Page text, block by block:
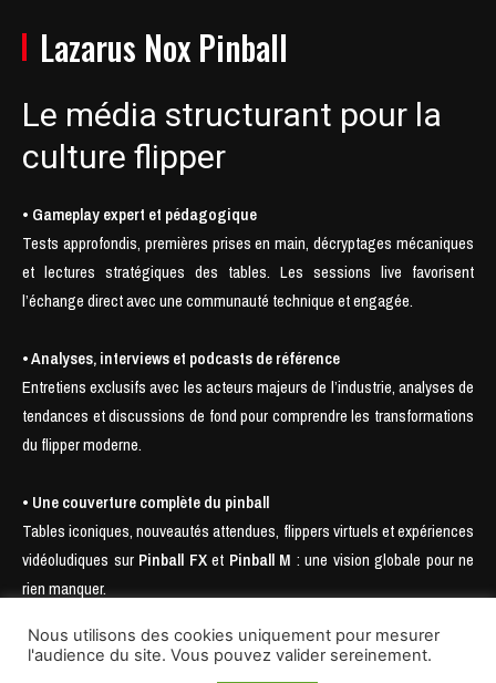
Lazarus Nox Pinball
Le média structurant pour la
culture flipper
• Gameplay expert et pédagogique
Tests approfondis, premières prises en main, décryptages mécaniques
et lectures stratégiques des tables. Les sessions live favorisent
l’échange direct avec une communauté technique et engagée.
• Analyses, interviews et podcasts de référence
Entretiens exclusifs avec les acteurs majeurs de l’industrie, analyses de
tendances et discussions de fond pour comprendre les transformations
du flipper moderne.
• Une couverture complète du pinball
Tables iconiques, nouveautés attendues, flippers virtuels et expériences
vidéoludiques sur Pinball FXet Pinball M : une vision globale pour ne
rien manquer.
Nous utilisons des cookies uniquement pour mesurer
l'audience du site. Vous pouvez valider sereinement.